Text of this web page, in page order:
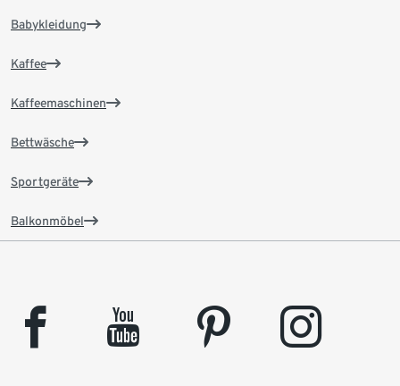
Babykleidung
Kaffee
Kaffeemaschinen
Bettwäsche
Sportgeräte
Balkonmöbel
facebook youtube pinterest instagram